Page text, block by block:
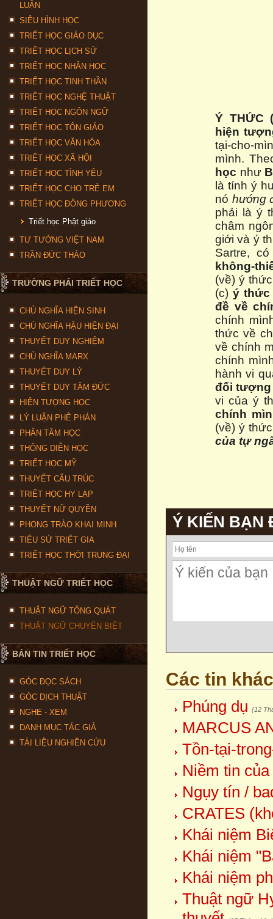
LUẬN
SIÊU HÌNH HỌC
TRIẾT HỌC GIÁO DỤC
TRIẾT HỌC LỊCH SỬ
TRIẾT HỌC NHÂN HỌC
TRIẾT HỌC TINH THẦN
TRIẾT HỌC NGHỆ THUẬT
TRIẾT HỌC NGÔN NGỮ
TRIẾT HỌC TÔN GIÁO
TRIẾT HỌC VĂN HÓA
TRIẾT HỌC XÃ HỘI
TRIẾT HỌC TÌNH YÊU
TRIẾT HỌC CHO TRẺ EM
TRIẾT HỌC ĐÔNG PHƯƠNG
Triết học Phật giáo
TƯ TƯỞNG VIỆT NAM
TRẦN ĐỨC THẢO
TRƯỜNG PHÁI TRIẾT HỌC
CHỦ NGHĨA HIỆN SINH
CHỦ NGHĨA HẬU HIỆN ĐẠI
THUYẾT DUY NGHIỆM
CHỦ NGHĨA MARX
THUYẾT DUY LÝ
THUYẾT DUY TÂM ĐỨC
HIỆN TƯỢNG HỌC
LÝ LUẬN PHÊ PHÁN
PHÂN TÂM HỌC
THÔNG DIỄN HỌC
TRIẾT HỌC MỸ
THUYẾT CẤU TRÚC
TRIẾT HỌC HY LẠP
THUYẾT NỮ QUYỀN
PHONG TRÀO KHAI MINH
TIỂU SỬ TRIẾT GIA
TRIẾT HỌC THỜI TRUNG ĐẠI
THUẬT NGỮ TRIẾT HỌC
THUẬT NGỮ TỔNG QUÁT
THUẬT NGỮ CHUYÊN BIỆT
BẢN TIN TRIẾT HỌC
GÓC ĐỌC SÁCH
GÓC DỊCH THUẬT
NGHE - XEM
DANH MỤC TÁC GIẢ
TÀI LIỆU NGHIÊN CỨU
Ý THỨC
hiện
tại-cho-
mình.
học như
là tính ý
nó hướng
phải là ý
châm
giới và ý
Sartre,
không-
(về) ý
(c) ý thức
đề về
chính
thức về
về chính
chính
hành vi
đối tượng
vi của ý
chính
(về) ý
của tự
Ý KIẾN BẠN
Các tin khác
Phúng dụ (12
MARCUS
Tồn-tại-
Niềm tin
Ngụy tín /
CRATES
Khái niệm
Khái niệm
Khái niệm
Thuật ngữ